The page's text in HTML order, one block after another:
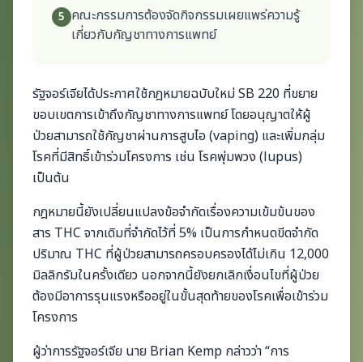
5 คณะกรรมการต้องจัดกิจกรรมเผยแพร่ความรู้
เกี่ยวกับกัญชาทางการแพทย์
รัฐจอร์เจียได้ประกาศใช้กฎหมายฉบับใหม่ SB 220 ที่ขยาย
ขอบเขตการเข้าถึงกัญชาทางการแพทย์ โดยอนุญาตให้ผู้
ป่วยสามารถใช้กัญชาผ่านการสูบไอ (vaping) และเพิ่มกลุ่ม
โรคที่มีสิทธิ์เข้าร่วมโครงการ เช่น โรคพุ่มพวง (lupus)
เป็นต้น
กฎหมายนี้ยังเปลี่ยนแปลงข้อจำกัดเรื่องความเข้มข้นของ
สาร THC จากเดิมที่จำกัดไว้ที่ 5% เป็นการกำหนดขีดจำกัด
ปริมาณ THC ที่ผู้ป่วยสามารถครอบครองได้ไม่เกิน 12,000
มิลลิกรัมในครั้งเดียว นอกจากนี้ยังยกเลิกเงื่อนไขที่ผู้ป่วย
ต้องมีอาการรุนแรงหรืออยู่ในขั้นสุดท้ายของโรคเพื่อเข้าร่วม
โครงการ
ผู้ว่าการรัฐจอร์เจีย นาย Brian Kemp กล่าวว่า “การ